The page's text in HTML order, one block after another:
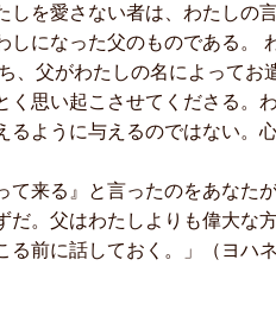
を愛さない者は、わたしの
になった父のものである。
、父がわたしの名によってお
思い起こさせてくださる。
ように与えるのではない。
来る』と言ったのをあなた
。父はわたしよりも偉大な
前に話しておく。」（ヨハ